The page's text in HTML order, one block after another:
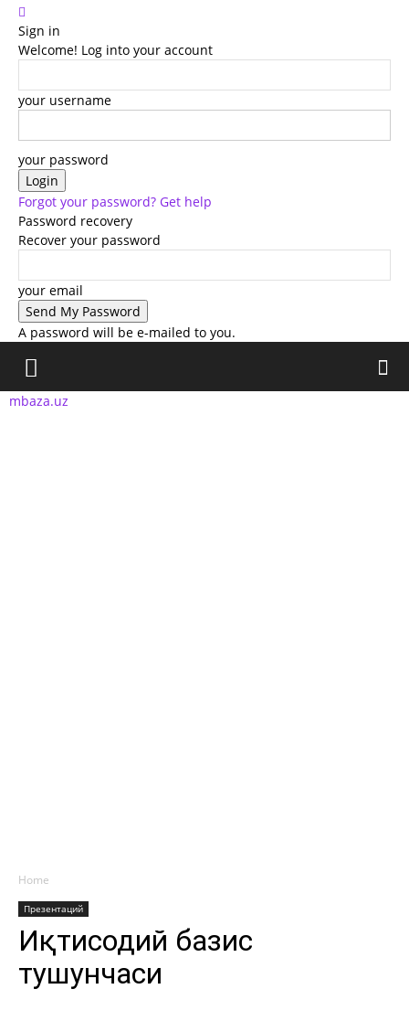
Sign in
Welcome! Log into your account
your username
your password
Forgot your password? Get help
Password recovery
Recover your password
your email
A password will be e-mailed to you.
mbaza.uz
Home
Презентаций
Иқтисодий базис
тушунчаси